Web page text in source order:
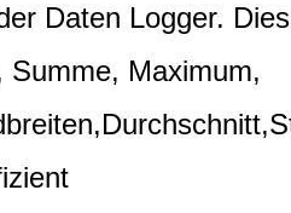
Daten Logger.
Maximum,